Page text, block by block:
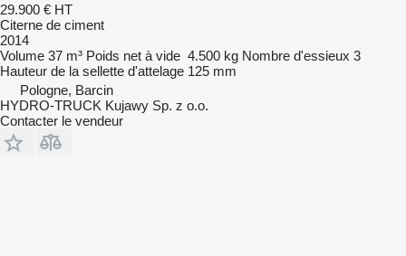
29.900 € HT
Citerne de ciment
2014
Volume 37 m³ Poids net à vide 4.500 kg Nombre d'essieux 3
Hauteur de la sellette d'attelage 125 mm
Pologne, Barcin
HYDRO-TRUCK Kujawy Sp. z o.o.
Contacter le vendeur